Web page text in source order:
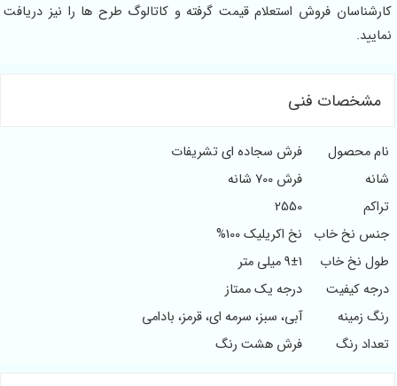
کارشناسان فروش استعلام قیمت گرفته و کاتالوگ طرح ها را نیز دریافت
نمایید.
مشخصات فنی
نام محصول
فرش سجاده ای تشریفات
شانه
فرش 700 شانه
تراکم
2550
جنس نخ خاب
نخ اکریلیک 100%
طول نخ خاب
9±1 میلی متر
درجه کیفیت
درجه یک ممتاز
رنگ زمینه
آبی، سبز، سرمه ای، قرمز، بادامی
تعداد رنگ
فرش هشت رنگ